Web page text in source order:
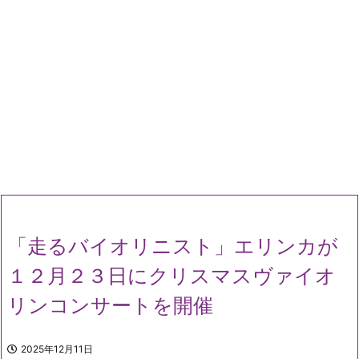
「走るバイオリニスト」エリンカが
１２月２３日にクリスマスヴァイオ
リンコンサートを開催
2025年12月11日